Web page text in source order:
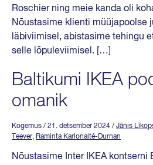
Roschier ning meie kanda oli
Nõustasime klienti müüjapoolse
läbiviimisel, abistasime tehingu
selle lõpuleviimisel. […]
Baltikumi IKEA
omanik
Kogemus / 21. detsember 2024 / Jānis
Teever, Raminta Karlonaitė-Durnan
Nõustasime Inter IKEA kontserni